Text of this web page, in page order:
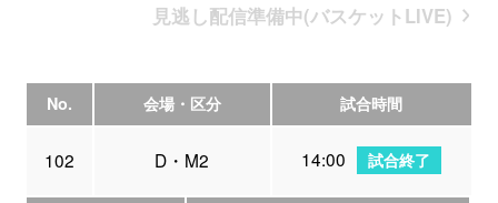
見逃し配信準備中(バスケットLIVE)
No. 会場・区分 試合時間
102 D・M2 14:00 試合終了